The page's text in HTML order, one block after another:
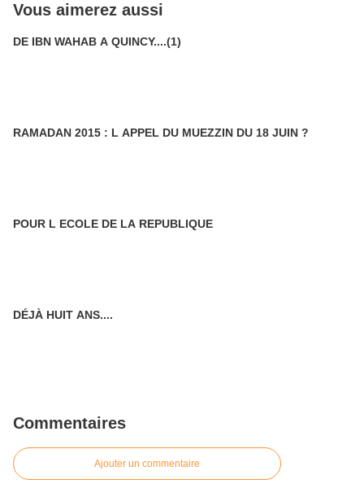
Vous aimerez aussi
DE IBN WAHAB A QUINCY....(1)
RAMADAN 2015 : L APPEL DU MUEZZIN DU 18 JUIN ?
POUR L ECOLE DE LA REPUBLIQUE
DÉJÀ HUIT ANS....
Commentaires
Ajouter un commentaire